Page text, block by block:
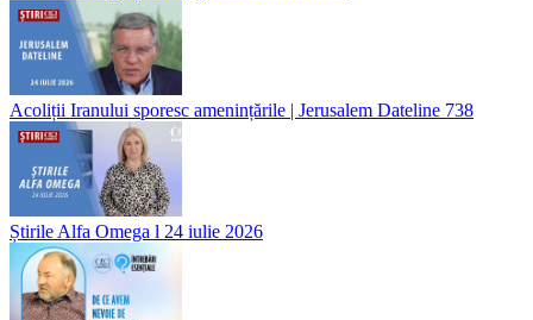
Acoliții Iranului sporesc amenințările | Jerusalem Dateline 738
Știrile Alfa Omega l 24 iulie 2026